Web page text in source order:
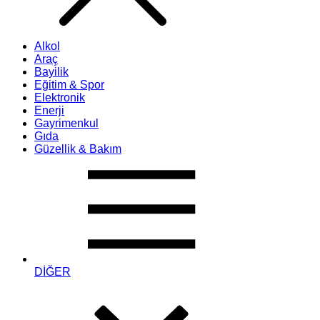
Alkol
Araç
Bayilik
Eğitim & Spor
Elektronik
Enerji
Gayrimenkul
Gıda
Güzellik & Bakım
DİĞER